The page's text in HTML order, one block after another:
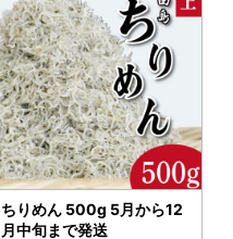
ちりめん 500g 5月から12
月中旬まで発送